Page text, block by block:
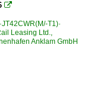

T1)·
Leasing Ltd.,
Anklam GmbH